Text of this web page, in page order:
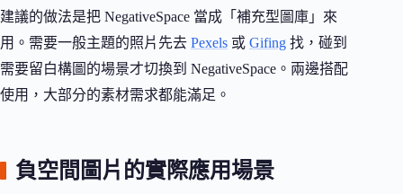
建議的做法是把 NegativeSpace 當成「補充型圖庫」來
用。需要一般主題的照片先去 Pexels 或 Gifing 找，碰到
需要留白構圖的場景才切換到 NegativeSpace。兩邊搭配
使用，大部分的素材需求都能滿足。
負空間圖片的實際應用場景